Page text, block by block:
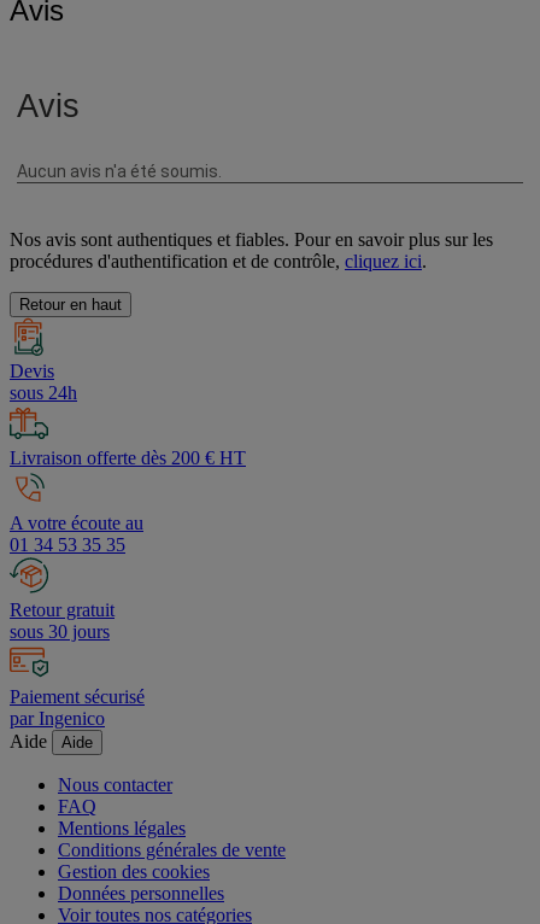
Avis
Nos avis sont authentiques et fiables. Pour en savoir plus sur les
Retour en haut
Devis
sous 24h
Livraison offerte dès 200 € HT
A votre écoute au
01 34 53 35 35
Retour gratuit
sous 30 jours
Paiement sécurisé
par Ingenico
Nous contacter
FAQ
Mentions légales
Conditions générales de vente
Gestion des cookies
Données personnelles